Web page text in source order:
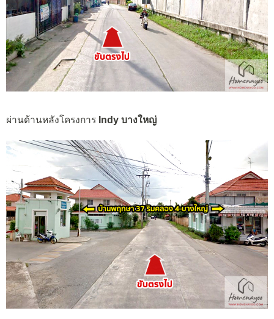
ผ่านด้านหลังโครงการ Indy บางใหญ่